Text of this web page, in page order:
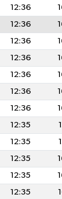
12:36
12:36
12:36
12:36
12:36
12:36
12:36
12:35
12:35
12:35
12:35
12:35